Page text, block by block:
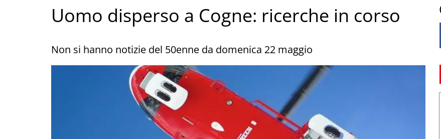
Uomo disperso a Cogne: ricerche in corso
Non si hanno notizie del 50enne da domenica 22 maggio